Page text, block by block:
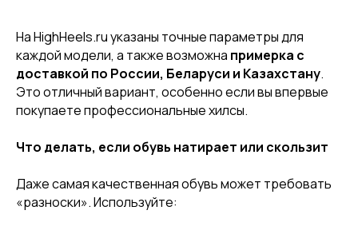
На HighHeels.ru указаны точные параметры для
каждой модели, а также возможна примерка с
доставкой по России, Беларуси и Казахстану.
Это отличный вариант, особенно если вы впервые
покупаете профессиональные хилсы.
Что делать, если обувь натирает или скользит
Даже самая качественная обувь может требовать
«разноски». Используйте:
[ CUSTOM FOOTWEAR ]
ИНДИВИДУАЛЬНЫЙ
ПОШИВ СТРИПОВ
[ CUSTOM FOOTWEAR ]